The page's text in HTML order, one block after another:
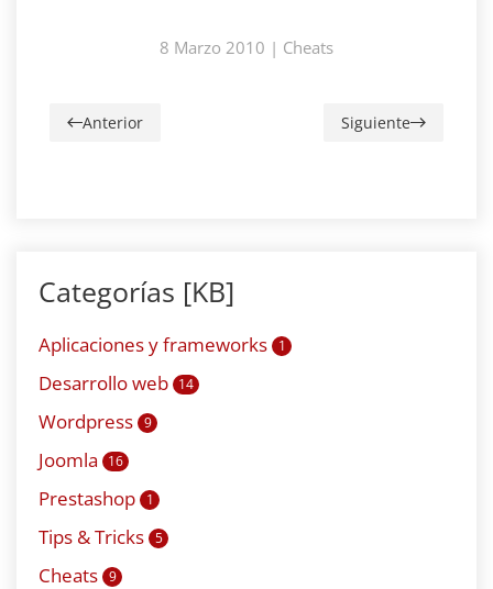
8 Marzo 2010 | Cheats
Anterior Siguiente
Categorías [KB]
Aplicaciones y frameworks 1
Desarrollo web 14
Wordpress 9
Joomla 16
Prestashop 1
Tips & Tricks 5
Cheats 9